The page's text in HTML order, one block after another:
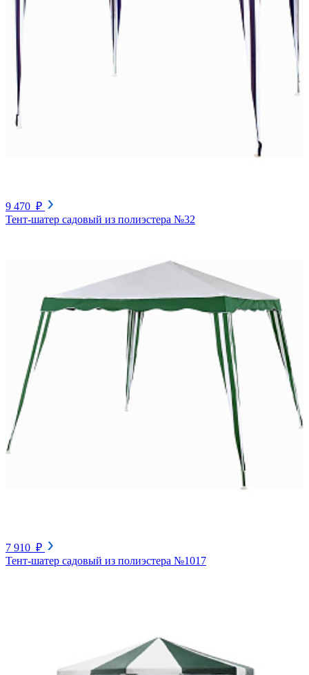
9 470 ₽
Тент-шатер садовый из полиэстера №32
7 910 ₽
Тент-шатер садовый из полиэстера №1017